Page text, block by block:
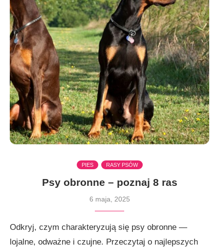
PIES RASY PSÓW
Psy obronne – poznaj 8 ras
6 maja, 2025
Odkryj, czym charakteryzują się psy obronne —
lojalne, odważne i czujne. Przeczytaj o najlepszych